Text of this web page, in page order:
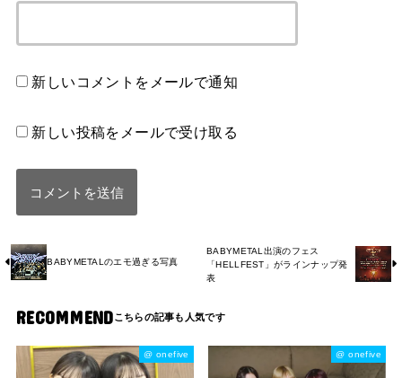
新しいコメントをメールで通知
新しい投稿をメールで受け取る
BABYMETALのエモ過ぎる写真
BABYMETAL出演のフェス
「HELLFEST」がラインナップ発
表
RECOMMEND
@ onefive @ onefive